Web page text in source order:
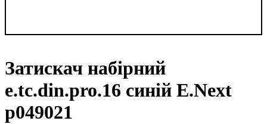
Затискач набірний
e.tc.din.pro.16 синій E.Next
p049021